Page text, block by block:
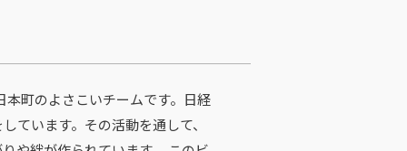
町のよさこいチームです。日経
ています。その活動を通して、